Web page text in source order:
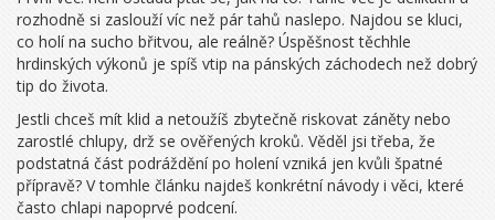
rozhodně si zaslouží víc než pár tahů naslepo. Najdou se kluci,
co holí na sucho břitvou, ale reálně? Úspěšnost těchhle
hrdinských výkonů je spíš vtip na pánských záchodech než dobrý
tip do života.
Jestli chceš mít klid a netoužíš zbytečně riskovat záněty nebo
zarostlé chlupy, drž se ověřených kroků. Věděl jsi třeba, že
podstatná část podráždění po holení vzniká jen kvůli špatné
přípravě? V tomhle článku najdeš konkrétní návody i věci, které
často chlapi napoprvé podcení.